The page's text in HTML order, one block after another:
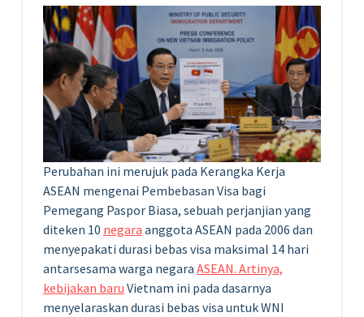
Perubahan ini merujuk pada Kerangka Kerja
ASEAN mengenai Pembebasan Visa bagi
Pemegang Paspor Biasa, sebuah perjanjian yang
diteken 10 negara anggota ASEAN pada 2006 dan
menyepakati durasi bebas visa maksimal 14 hari
antarsesama warga negara ASEAN. Artinya,
kebijakan baru Vietnam ini pada dasarnya
menyelaraskan durasi bebas visa untuk WNI